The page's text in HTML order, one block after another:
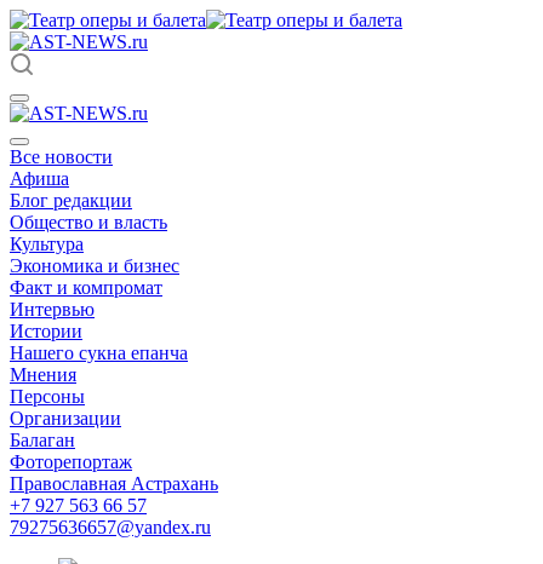
Все новости
Афиша
Блог редакции
Общество и власть
Культура
Экономика и бизнес
Факт и компромат
Интервью
Истории
Нашего сукна епанча
Мнения
Персоны
Организации
Балаган
Фоторепортаж
Православная Астрахань
+7 927 563 66 57
79275636657@yandex.ru